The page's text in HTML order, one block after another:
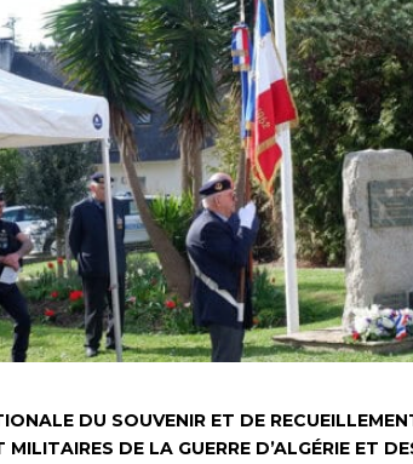
DU SOUVENIR ET DE
DE LA GUERRE D’ALGÉRIE ET